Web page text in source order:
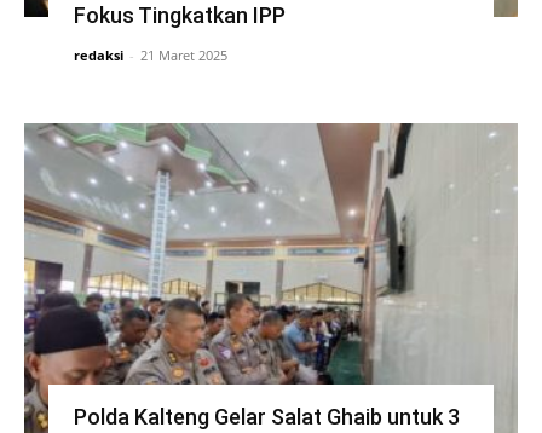
Fokus Tingkatkan IPP
redaksi - 21 Maret 2025
Polda Kalteng Gelar Salat Ghaib untuk 3